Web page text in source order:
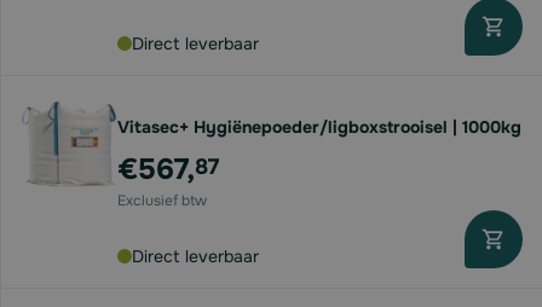
Direct leverbaar
Vitasec+ Hygiënepoeder/ligboxstrooisel | 1000kg
€567,87
Direct leverbaar